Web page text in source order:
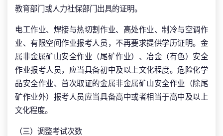
教育部门或人力社保部门出具的证明。
电工作业、焊接与热切割作业、高处作业、制冷与空调作
业、有限空间作业报考人员，不再要求提供学历证明。金
属非金属矿山安全作业（尾矿作业）、冶金（有色）安全
作业报考人员，应当具备初中及以上文化程度。危险化学
品安全作业、首次取证的金属非金属矿山安全作业（除尾
矿作业外）报考人员应当具备高中或者相当于高中及以上
文化程度。
（三）调整考试次数